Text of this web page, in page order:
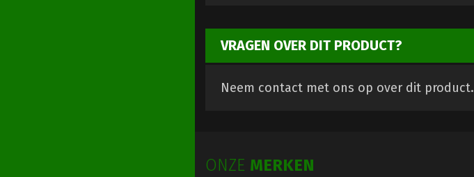
VRAGEN OVER DIT PRODUCT?
Neem contact met ons op over dit product.
ONZE MERKEN